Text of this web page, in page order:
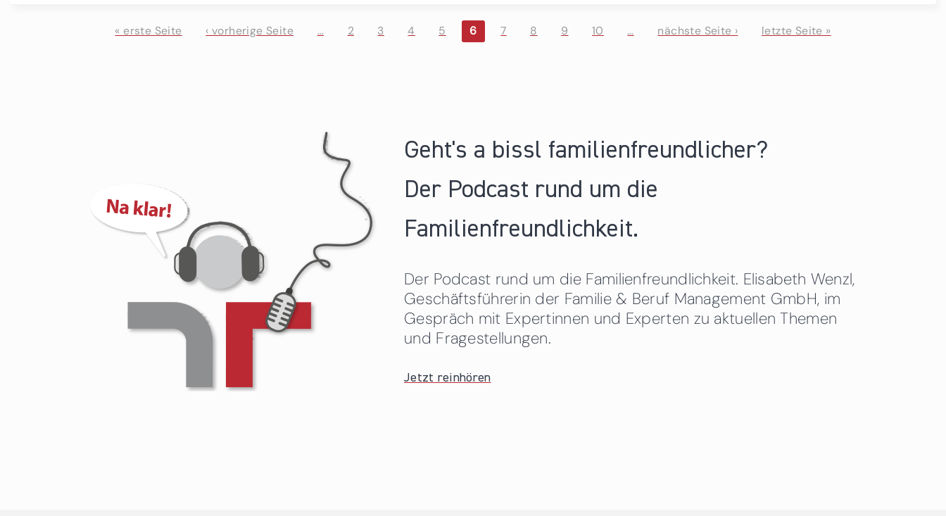
« erste Seite ‹ vorherige Seite … 2 3 4 5 6 7 8 9 10 … nächste Seite › letzte Seite »
Geht's a bissl familienfreundlicher?
Der Podcast rund um die
Familienfreundlichkeit.
Der Podcast rund um die Familienfreundlichkeit. Elisabeth Wenzl,
Geschäftsführerin der Familie & Beruf Management GmbH, im
Gespräch mit Expertinnen und Experten zu aktuellen Themen
und Fragestellungen.
Jetzt reinhören